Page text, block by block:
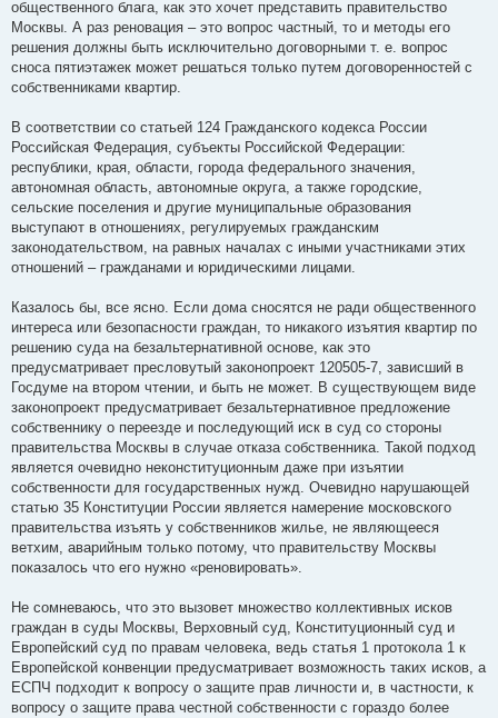
общественного блага, как это хочет представить правительство
Москвы. А раз реновация – это вопрос частный, то и методы его
решения должны быть исключительно договорными т. е. вопрос
сноса пятиэтажек может решаться только путем договоренностей с
собственниками квартир.
В соответствии со статьей 124 Гражданского кодекса России
Российская Федерация, субъекты Российской Федерации:
республики, края, области, города федерального значения,
автономная область, автономные округа, а также городские,
сельские поселения и другие муниципальные образования
выступают в отношениях, регулируемых гражданским
законодательством, на равных началах с иными участниками этих
отношений – гражданами и юридическими лицами.
Казалось бы, все ясно. Если дома сносятся не ради общественного
интереса или безопасности граждан, то никакого изъятия квартир по
решению суда на безальтернативной основе, как это
предусматривает пресловутый законопроект 120505-7, зависший в
Госдуме на втором чтении, и быть не может. В существующем виде
законопроект предусматривает безальтернативное предложение
собственнику о переезде и последующий иск в суд со стороны
правительства Москвы в случае отказа собственника. Такой подход
является очевидно неконституционным даже при изъятии
собственности для государственных нужд. Очевидно нарушающей
статью 35 Конституции России является намерение московского
правительства изъять у собственников жилье, не являющееся
ветхим, аварийным только потому, что правительству Москвы
показалось что его нужно «реновировать».
Не сомневаюсь, что это вызовет множество коллективных исков
граждан в суды Москвы, Верховный суд, Конституционный суд и
Европейский суд по правам человека, ведь статья 1 протокола 1 к
Европейской конвенции предусматривает возможность таких исков, а
ЕСПЧ подходит к вопросу о защите прав личности и, в частности, к
вопросу о защите права честной собственности с гораздо более